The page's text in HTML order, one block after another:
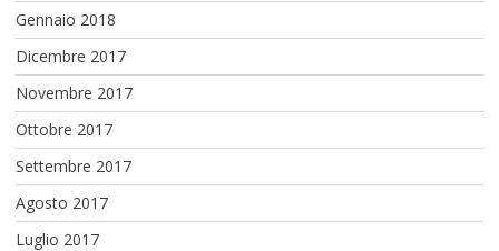
Gennaio 2018
Dicembre 2017
Novembre 2017
Ottobre 2017
Settembre 2017
Agosto 2017
Luglio 2017